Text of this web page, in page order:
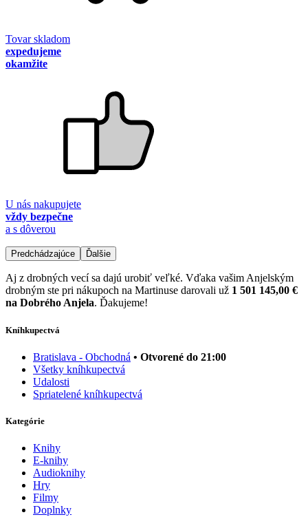
Tovar skladom
expedujeme
okamžite
U nás nakupujete
vždy bezpečne
a s dôverou
Predchádzajúce Ďalšie
Aj z drobných vecí sa dajú urobiť veľké. Vďaka vašim Anjelským
drobným ste pri nákupoch na Martinuse darovali už 1 501 145,00 €
na Dobrého Anjela. Ďakujeme!
Kníhkupectvá
Bratislava - Obchodná • Otvorené do 21:00
Všetky kníhkupectvá
Udalosti
Spriatelené kníhkupectvá
Kategórie
Knihy
E-knihy
Audioknihy
Hry
Filmy
Doplnky